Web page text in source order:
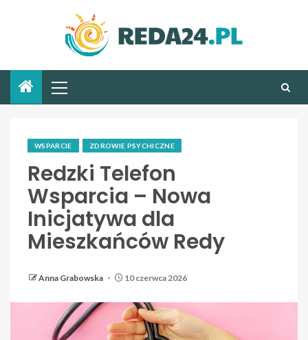
WSPARCIE ZDROWIE PSYCHICZNE
Redzki Telefon
Wsparcia – Nowa
Inicjatywa dla
Mieszkańców Redy
Anna Grabowska 10 czerwca 2026